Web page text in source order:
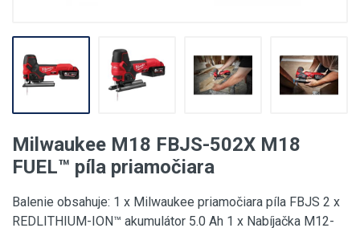
Milwaukee M18 FBJS-502X M18
FUEL™ píla priamočiara
Balenie obsahuje: 1 x Milwaukee priamočiara píla FBJS 2 x
REDLITHIUM-ION™ akumulátor 5.0 Ah 1 x Nabíjačka M12-